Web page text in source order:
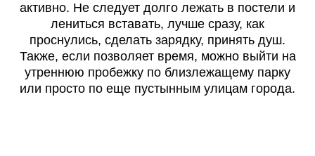
активно. Не следует долго лежать в постели и
лениться вставать, лучше сразу, как
проснулись, сделать зарядку, принять душ.
Также, если позволяет время, можно выйти на
утреннюю пробежку по близлежащему парку
или просто по еще пустынным улицам города.